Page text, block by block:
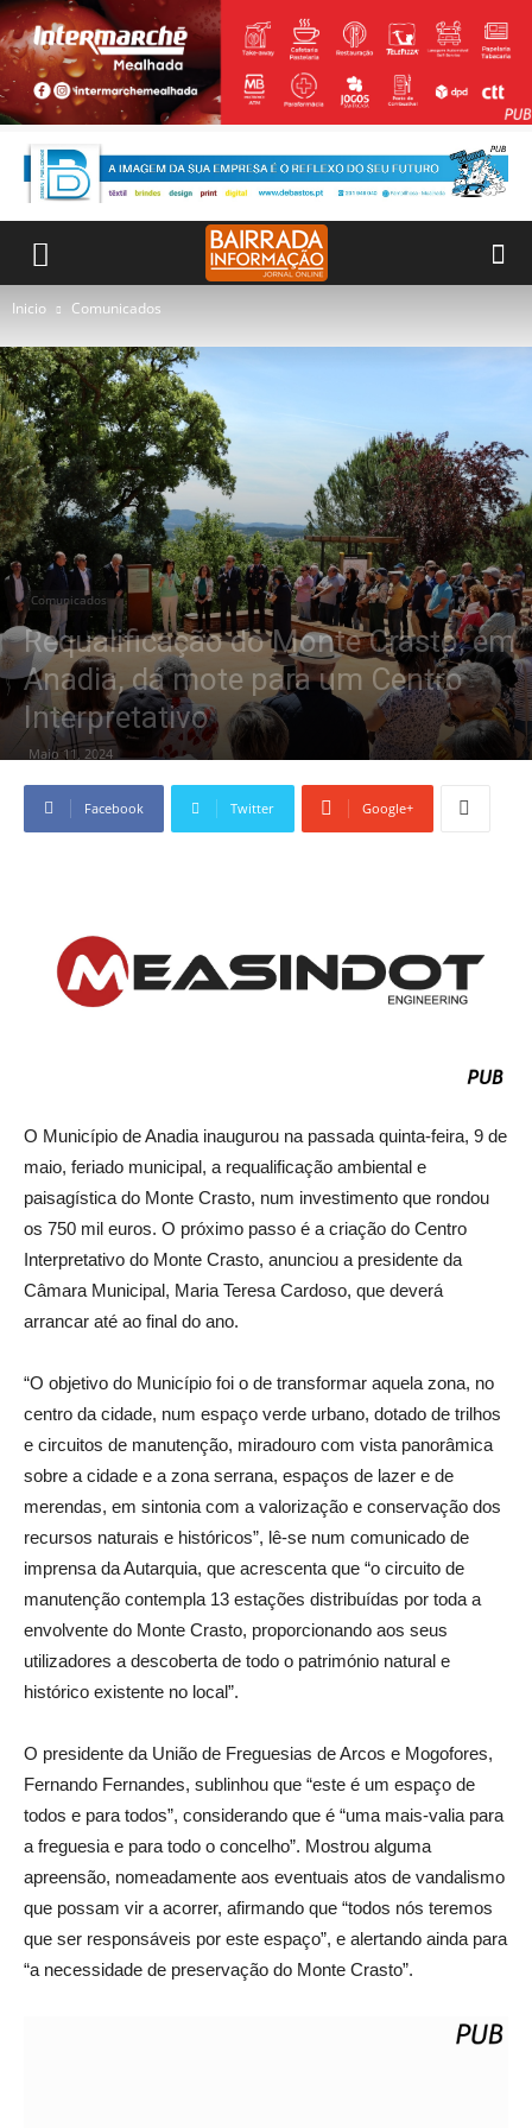
Inicio Comunicados
Comunicados
Requalificação do Monte Crasto, em
Anadia, dá mote para um Centro
Interpretativo
Maio 11, 2024
Facebook Twitter Google+
O Município de Anadia inaugurou na passada quinta-feira, 9 de
maio, feriado municipal, a requalificação ambiental e
paisagística do Monte Crasto, num investimento que rondou
os 750 mil euros. O próximo passo é a criação do Centro
Interpretativo do Monte Crasto, anunciou a presidente da
Câmara Municipal, Maria Teresa Cardoso, que deverá
arrancar até ao final do ano.
“O objetivo do Município foi o de transformar aquela zona, no
centro da cidade, num espaço verde urbano, dotado de trilhos
e circuitos de manutenção, miradouro com vista panorâmica
sobre a cidade e a zona serrana, espaços de lazer e de
merendas, em sintonia com a valorização e conservação dos
recursos naturais e históricos”, lê-se num comunicado de
imprensa da Autarquia, que acrescenta que “o circuito de
manutenção contempla 13 estações distribuídas por toda a
envolvente do Monte Crasto, proporcionando aos seus
utilizadores a descoberta de todo o património natural e
histórico existente no local”.
O presidente da União de Freguesias de Arcos e Mogofores,
Fernando Fernandes, sublinhou que “este é um espaço de
todos e para todos”, considerando que é “uma mais-valia para
a freguesia e para todo o concelho”. Mostrou alguma
apreensão, nomeadamente aos eventuais atos de vandalismo
que possam vir a acorrer, afirmando que “todos nós teremos
que ser responsáveis por este espaço”, e alertando ainda para
“a necessidade de preservação do Monte Crasto”.